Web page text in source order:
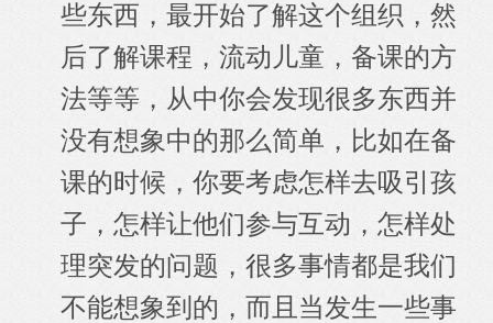
些东西，最开始了解这个组织，然
后了解课程，流动儿童，备课的方
法等等，从中你会发现很多东西并
没有想象中的那么简单，比如在备
课的时候，你要考虑怎样去吸引孩
子，怎样让他们参与互动，怎样处
理突发的问题，很多事情都是我们
不能想象到的，而且当发生一些事